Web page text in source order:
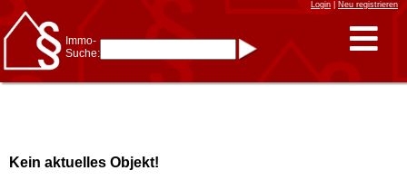
Login| Neu registrieren
Immo-
Suche:
* Suche verfeinern durch
Kombinieren
Kein aktuelles Objekt!